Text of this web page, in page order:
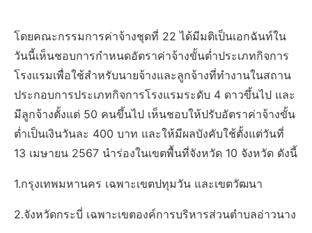
โดยคณะกรรมการค่าจ้างชุดที่ 22 ได้มีมติเป็นเอกฉันท์ใน
วันนี้เห็นชอบการกำหนดอัตราค่าจ้างขั้นต่ำประเภทกิจการ
โรงแรมเพื่อใช้สำหรับนายจ้างและลูกจ้างที่ทำงานในสถาน
ประกอบการประเภทกิจการโรงแรมระดับ 4 ดาวขึ้นไป และ
มีลูกจ้างตั้งแต่ 50 คนขึ้นไป เห็นชอบให้ปรับอัตราค่าจ้างขั้น
ต่ำเป็นเงินวันละ 400 บาท และให้มีผลบังคับใช้ตั้งแต่วันที่
13 เมษายน 2567 นำร่องในเขตพื้นที่จังหวัด 10 จังหวัด ดังนี้
1.กรุงเทพมหานคร เฉพาะเขตปทุมวัน และเขตวัฒนา
2.จังหวัดกระบี่ เฉพาะเขตองค์การบริหารส่วนตำบลอ่าวนาง